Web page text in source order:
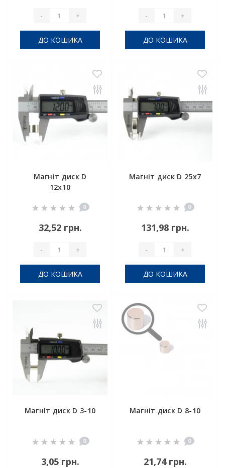
- +
ДО КОШИКА
- +
ДО КОШИКА
Магніт диск D
12x10
0
32,52 грн.
- +
ДО КОШИКА
Магніт диск D 25x7
0
131,98 грн.
- +
ДО КОШИКА
Магніт диск D 3-10
0
3,05 грн.
Магніт диск D 8-10
0
21,74 грн.